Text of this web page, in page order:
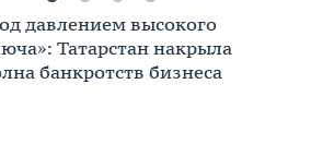
жилье в Казани:
критерии, покупатели в
2026 году